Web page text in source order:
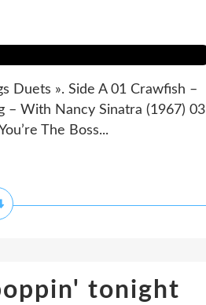
Duets ». Side A 01 Crawfish –
– With Nancy Sinatra (1967) 03
The Boss...
tonight